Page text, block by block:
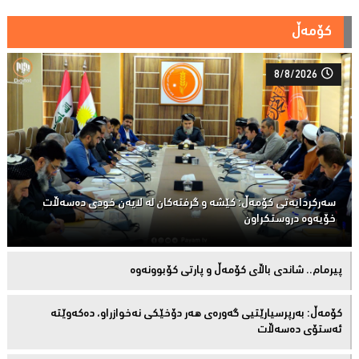
کۆمەڵ
8/8/2026
سەركردایەتی كۆمەڵ: كێشە و گرفتەكان لە لایەن خودی دەسەڵات
خۆیەوە دروستكراون
پیرمام.. شاندی باڵای كۆمه‌ڵ و پارتی كۆبوونه‌وه‌
كۆمەڵ: بەرپرسیارێتیی گەورەی هەر دۆخێکی نەخوازراو، دەكەوێتە
ئەستۆی دەسەڵات